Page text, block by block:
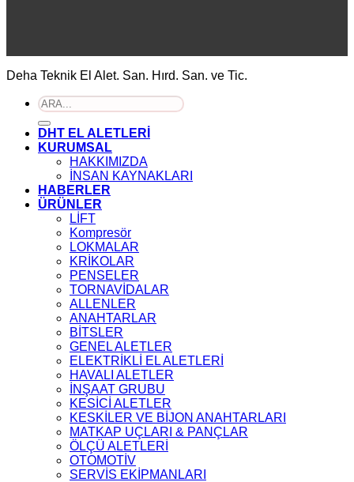
Deha Teknik El Alet. San. Hırd. San. ve Tic.
Ara:
DHT EL ALETLERİ
KURUMSAL
HAKKIMIZDA
İNSAN KAYNAKLARI
HABERLER
ÜRÜNLER
LİFT
Kompresör
LOKMALAR
KRİKOLAR
PENSELER
TORNAVİDALAR
ALLENLER
ANAHTARLAR
BİTSLER
GENEL ALETLER
ELEKTRİKLİ EL ALETLERİ
HAVALI ALETLER
İNŞAAT GRUBU
KESİCİ ALETLER
KESKİLER VE BİJON ANAHTARLARI
MATKAP UÇLARI & PANÇLAR
ÖLÇÜ ALETLERİ
OTOMOTİV
SERVİS EKİPMANLARI